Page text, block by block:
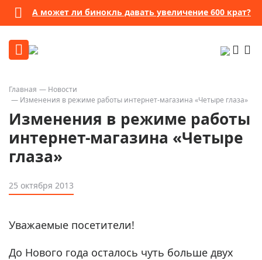
А может ли бинокль давать увеличение 600 крат?
Главная
Новости
Изменения в режиме работы интернет-магазина «Четыре глаза»
Изменения в режиме работы
интернет-магазина «Четыре
глаза»
25 октября 2013
Уважаемые посетители!
До Нового года осталось чуть больше двух